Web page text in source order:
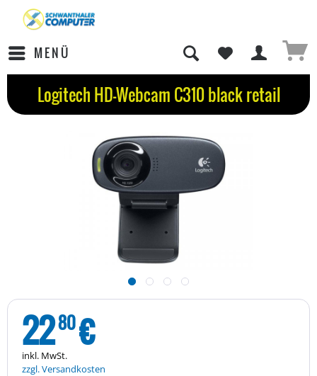
MENÜ
Logitech HD-Webcam C310 black retail
2280€
inkl. MwSt.
zzgl. Versandkosten